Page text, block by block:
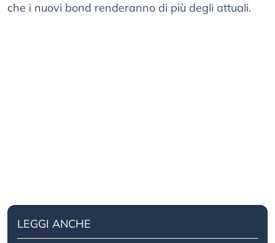
che i nuovi bond renderanno di più degli attuali.
LEGGI ANCHE